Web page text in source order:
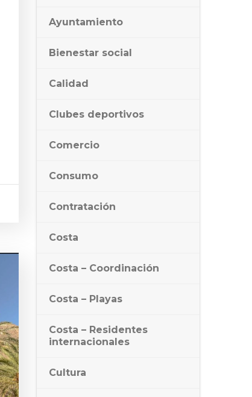
Ayuntamiento
Bienestar social
Calidad
Clubes deportivos
Comercio
Consumo
Contratación
Costa
Costa – Coordinación
Costa – Playas
Costa – Residentes
internacionales
Cultura